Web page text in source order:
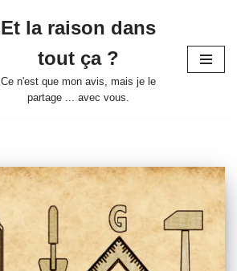
Et la raison dans
tout ça ?
Ce n'est que mon avis, mais je le
partage ... avec vous.